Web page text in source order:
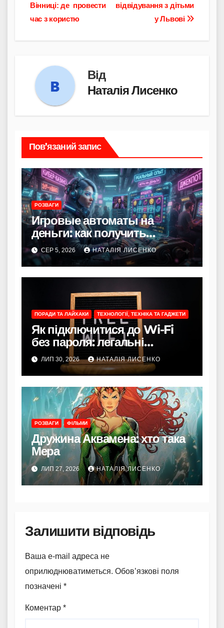
записів
відвідування з дітьми
у Львові
Вінниці: де провести
час з користю
Від
Наталія Лисенко
Пов’язаний запис
РОЗВАГИ
Игровые автоматы на
деньги: как получить
реальный опыт в игре?
СЕР 5, 2026 НАТАЛІЯ ЛИСЕНКО
ПОРАДИ ТА ЛАЙХАКИ ТЕХНОЛОГІЇ, ТЕХНІКА ТА ГАДЖЕТИ
Як підключитися до Wi-Fi
без пароля: легальні
способи
ЛИП 30, 2026 НАТАЛІЯ ЛИСЕНКО
РОЗВАГИ ФІЛЬМИ
Дружина Аквамена: хто така
Мера
ЛИП 27, 2026 НАТАЛІЯ ЛИСЕНКО
Залишити відповідь
Ваша e-mail адреса не
оприлюднюватиметься. Обов’язкові поля
позначені *
Коментар *